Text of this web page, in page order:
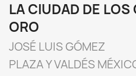
LA CIUDAD DE LOS
ORO
JOSÉ LUIS GÓMEZ
PLAZA Y VALDÉS